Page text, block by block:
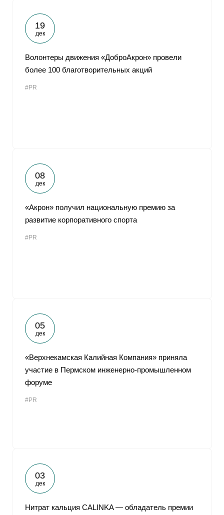
19
дек
Волонтеры движения «ДоброАкрон» провели
более 100 благотворительных акций
#PR
08
дек
«Акрон» получил национальную премию за
развитие корпоративного спорта
#PR
05
дек
«Верхнекамская Калийная Компания» приняла
участие в Пермском инженерно-промышленном
форуме
#PR
03
дек
Нитрат кальция CALINKA — обладатель премии